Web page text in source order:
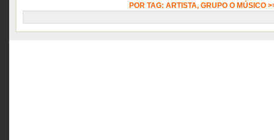
POR TAG: ARTISTA, GRUPO O MÚSICO